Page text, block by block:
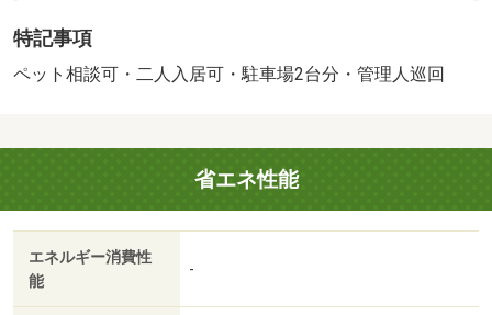
／駐２台可／熊本の不動産，収益，売買，賃貸，管理，相
続などのご用命はＣＯＣＯプランナーズへお気軽にご相談
わせください♪／バストイレ別／バルコニー／エアコン／ガ
スコンロ対応／クロゼット／フローリング／シャワー付洗
面台／ＴＶインターホン／浴室乾燥機／室内洗濯置／シュ
ーズボックス／システムキッチン／追焚機能浴室／温水洗
浄便座／脱衣所／洗面所独立／洗面化粧台／宅配ボックス
／即入居可／礼金不要／敷金不要／３口以上コンロ／防犯
特記事項
ペット相談可・二人入居可・駐車場2台分・管理人巡回
省エネ性能
エネルギー消費性
能
-